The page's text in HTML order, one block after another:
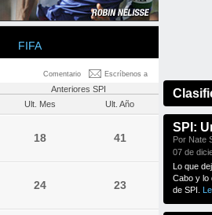
FIFA
Comentario Escríbenos a
Anteriores SPI
Ult. Mes Ult. Año
18 41
24 23
SPI:
Por Nate
07 de
Lo que
Cabo y lo
de SPI.